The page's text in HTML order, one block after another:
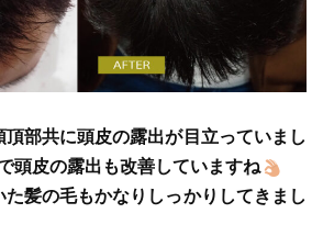
部共に頭皮の露出が目立っていまし
頭皮の露出も改善していますね
髪の毛もかなりしっかりしてきまし